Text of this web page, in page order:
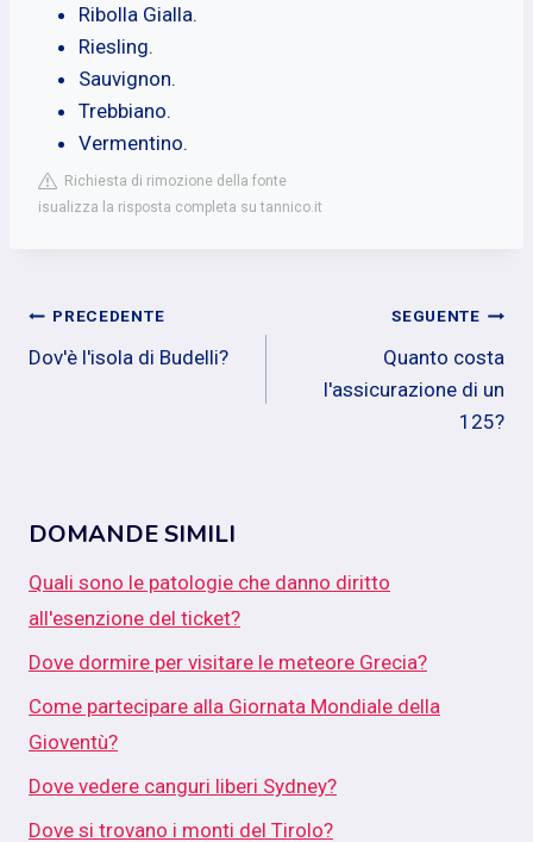
Ribolla Gialla.
Riesling.
Sauvignon.
Trebbiano.
Vermentino.
Richiesta di rimozione della fonte
isualizza la risposta completa su tannico.it
Navigazione
articoli
PRECEDENTE
Dov'è l'isola di Budelli?
SEGUENTE
Quanto costa
l'assicurazione di un
125?
DOMANDE SIMILI
Quali sono le patologie che danno diritto
all'esenzione del ticket?
Dove dormire per visitare le meteore Grecia?
Come partecipare alla Giornata Mondiale della
Gioventù?
Dove vedere canguri liberi Sydney?
Dove si trovano i monti del Tirolo?